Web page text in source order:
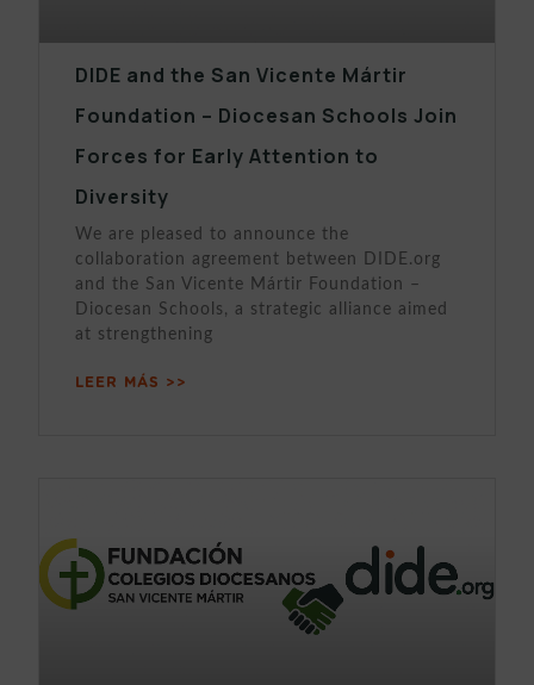
DIDE and the San Vicente Mártir
Foundation – Diocesan Schools Join
Forces for Early Attention to
Diversity
We are pleased to announce the
collaboration agreement between DIDE.org
and the San Vicente Mártir Foundation –
Diocesan Schools, a strategic alliance aimed
at strengthening
LEER MÁS >>